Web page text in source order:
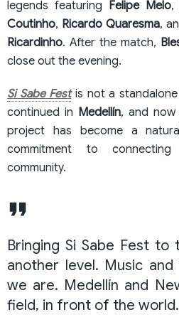
legends featuring Felipe Melo,
Coutinho, Ricardo Quaresma,
Ricardinho. After the match,
close out the evening.
Si Sabe Festis not a
continued in Medellín, and now
project has become a
commitment to
community.
Bringing Si Sabe Fest to
another level. Music
we are. Medellín and
field, in front of the world.